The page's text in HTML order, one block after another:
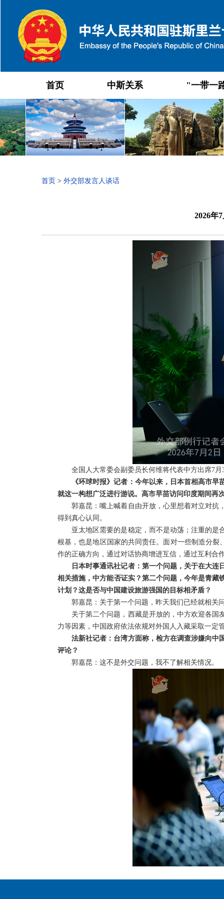
首页 中斯关系 "一带一
首页 > 外交部发言人谈话
2026年
全国人大常委会副委员长何维将代表中方出席7
《环球时报》记者：今年以来，日本首相高市
就这一构想广泛进行游说。高市早苗访问印度期间再
郭嘉昆：嘴上喊着自由开放，心里想着对立对抗
得到真心认同。
亚太地区需要的是稳定，而不是动荡；注重的
根基，也是地区国家的共同责任。面对一些制造分裂
作的正确方向，通过对话协商增进互信，通过互利合
日本时事通讯社记者：第一个问题，关于在大
相关措施，中方能否证实？第二个问题，今年是青藏
计划？这是否与中国建设旅游强国的目标相矛盾？
郭嘉昆：关于第一个问题，昨天我们已经就相关
关于第二个问题，西藏是开放的，中方欢迎各
力等因素，中国政府依法依规对外国人入藏采取一定
法新社记者：台湾方面称，检方在调查涉嫌向中
评论？
郭嘉昆：这不是外交问题，我不了解相关情况。